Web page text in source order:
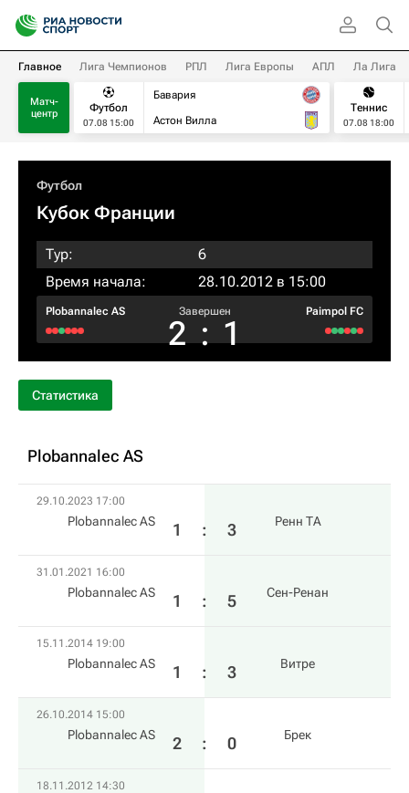
Главное Лига Чемпионов РПЛ Лига Европы АПЛ Ла Лига
Матч-
центр
Футбол
07.08 15:00
Бавария
Астон Вилла
Теннис
07.08 18:00
Футбол
Кубок Франции
Тур:
6
Время начала:
28.10.2012 в 15:00
Plobannalec AS Завершен
2 : 1
Paimpol FC
Статистика
Plobannalec AS
29.10.2023 17:00
Plobannalec AS 1 : 3 Ренн ТА
31.01.2021 16:00
Plobannalec AS 1 : 5 Сен-Ренан
15.11.2014 19:00
Plobannalec AS 1 : 3 Витре
26.10.2014 15:00
Plobannalec AS 2 : 0 Брек
18.11.2012 14:30